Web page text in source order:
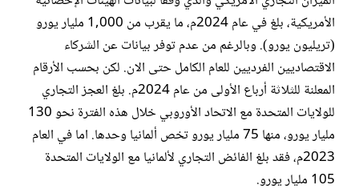
الأمريكية، بلغ في عام 2024م، ما يقرب من 1,000 مليار يورو
(تريليون يورو). وبالرغم من عدم توفر بيانات عن الشركاء
الاقتصاديين الفرديين للعام الكامل حتى الان. لكن بحسب الأرقام
المعلنة للثلاثة أرباع الأولى من عام 2024م. بلغ العجز التجاري
للولايات المتحدة مع الاتحاد الأوروبي خلال هذه الفترة نحو 130
مليار يورو، منها 75 مليار يورو تخص ألمانيا وحدها. اما في العام
2023م، فقد بلغ الفائض التجاري لألمانيا مع الولايات المتحدة
105 مليار يورو.